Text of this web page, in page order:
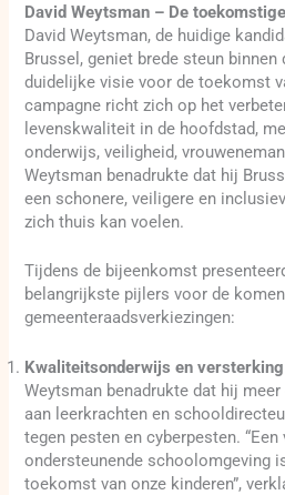
David Weytsman – De
David Weytsman, de huidige
Brussel, geniet brede steun
duidelijke visie voor de toekomst
campagne richt zich op het
levenskwaliteit in de hoofdstad,
onderwijs, veiligheid,
Weytsman benadrukte dat hij
een schonere, veiligere en
zich thuis kan voelen.
Tijdens de bijeenkomst
belangrijkste pijlers voor de
gemeenteraadsverkiezingen:
Kwaliteitsonderwijs en
Weytsman benadrukte dat hij
aan leerkrachten en
tegen pesten en cyberpesten. “Een
ondersteunende schoolomgeving
toekomst van onze kinderen”,